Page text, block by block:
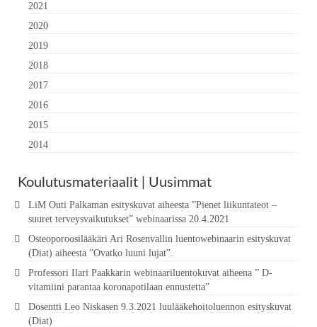
2021
2020
2019
2018
2017
2016
2015
2014
Koulutusmateriaalit | Uusimmat
LiM Outi Palkaman esityskuvat aiheesta ”Pienet liikuntateot –
suuret terveysvaikutukset” webinaarissa 20.4.2021
Osteoporoosilääkäri Ari Rosenvallin luentowebinaarin esityskuvat
(Diat) aiheesta ”Ovatko luuni lujat”.
Professori Ilari Paakkarin webinaariluentokuvat aiheena ” D-
vitamiini parantaa koronapotilaan ennustetta”
Dosentti Leo Niskasen 9.3.2021 luulääkehoitoluennon esityskuvat
(Diat)